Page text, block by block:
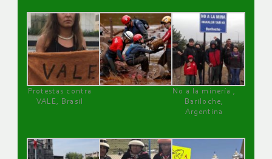
Protestas contra
VALE, Brasil
No a la minería ,
Bariloche,
Argentina